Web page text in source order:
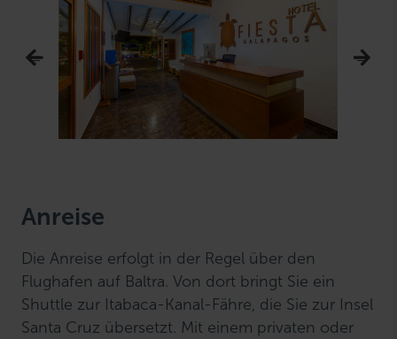
Anreise
Die Anreise erfolgt in der Regel über den
Flughafen auf Baltra. Von dort bringt Sie ein
Shuttle zur Itabaca-Kanal-Fähre, die Sie zur Insel
Santa Cruz übersetzt. Mit einem privaten oder